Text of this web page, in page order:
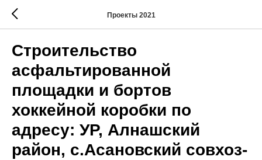
Проекты 2021
Строительство
асфальтированной
площадки и бортов
хоккейной коробки по
адресу: УР, Алнашский
район, с.Асановский совхоз-